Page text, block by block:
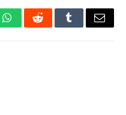
WhatsAppRedditTumblr